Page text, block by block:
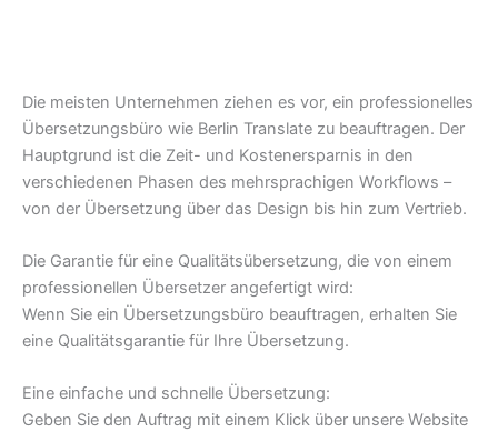
Die meisten Unternehmen ziehen es vor, ein professionelles
Übersetzungsbüro wie Berlin Translate zu beauftragen. Der
Hauptgrund ist die Zeit- und Kostenersparnis in den
verschiedenen Phasen des mehrsprachigen Workflows –
von der Übersetzung über das Design bis hin zum Vertrieb.
Die Garantie für eine Qualitätsübersetzung, die von einem
professionellen Übersetzer angefertigt wird:
Wenn Sie ein Übersetzungsbüro beauftragen, erhalten Sie
eine Qualitätsgarantie für Ihre Übersetzung.
Eine einfache und schnelle Übersetzung:
Geben Sie den Auftrag mit einem Klick über unsere Website